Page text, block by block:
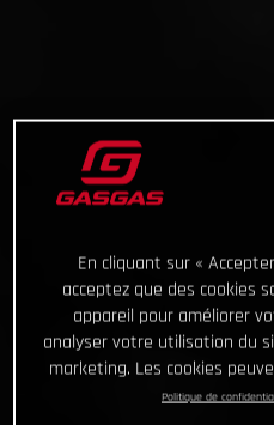
En cliquant sur «
acceptez que des cookies
appareil pour améliorer
analyser votre utilisation du
marketing. Les cookies
Politique de